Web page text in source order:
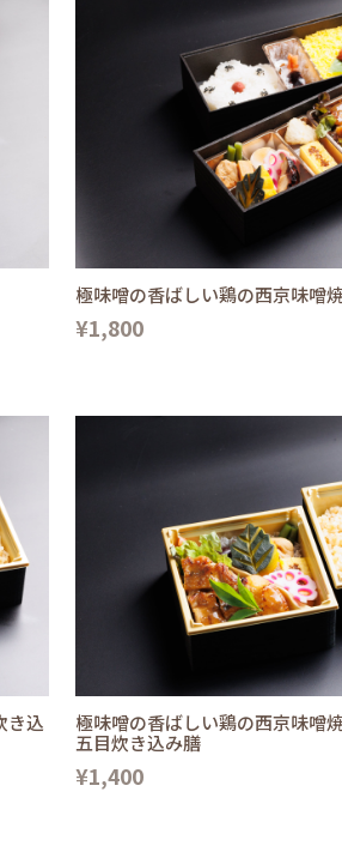
極味噌の香ばしい鶏の西京味噌
¥1,800
き込
極味噌の香ばしい鶏の西京味噌
五目炊き込み膳
¥1,400